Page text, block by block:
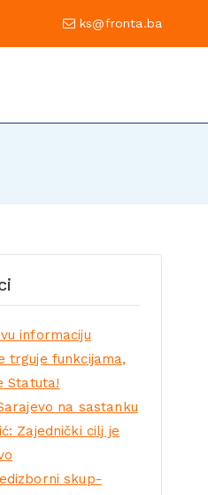
ks@fronta.ba
informaciju
trguje funkcijama,
Statuta!
na sastanku
Zajednički cilj je
skup-